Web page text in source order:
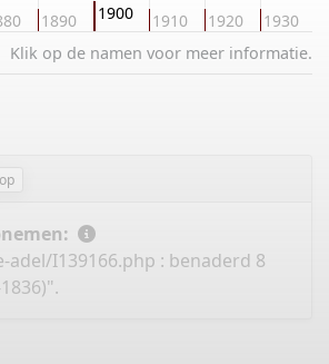
1890 1900 1910 1920 1930
Klik op de namen voor meer informatie.
I139166.php : benaderd 8